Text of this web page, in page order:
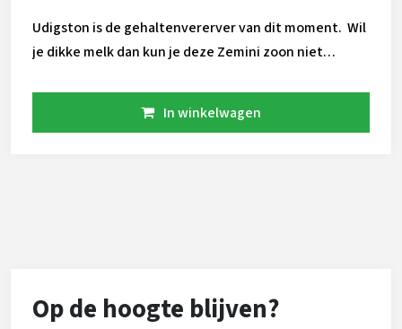
Udigston is de gehaltenvererver van dit moment. Wil
je dikke melk dan kun je deze Zemini zoon niet
In winkelwagen
Op de hoogte blijven?